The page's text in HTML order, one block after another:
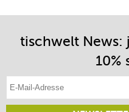
tischwelt News:
10%